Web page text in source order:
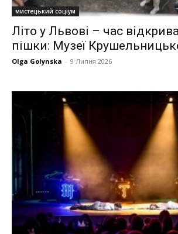
мистецький соціум
Літо у Львові – час
пішки: Музеї
Olga Golynska - 9 Липня 2026